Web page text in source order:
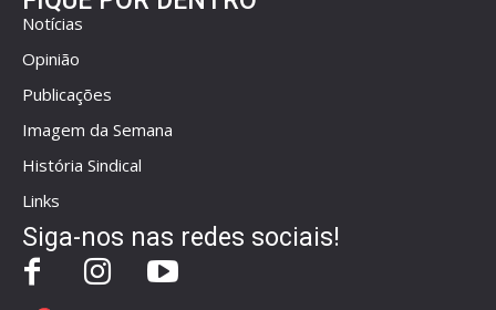
Notícias
Opinião
Publicações
Imagem da Semana
História Sindical
Links
Siga-nos nas redes sociais!